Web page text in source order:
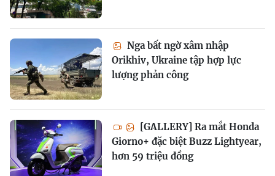
Nga bất ngờ xâm nhập
Orikhiv, Ukraine tập hợp lực
lượng phản công
[GALLERY] Ra mắt Honda
Giorno+ đặc biệt Buzz Lightyear,
hơn 59 triệu đồng